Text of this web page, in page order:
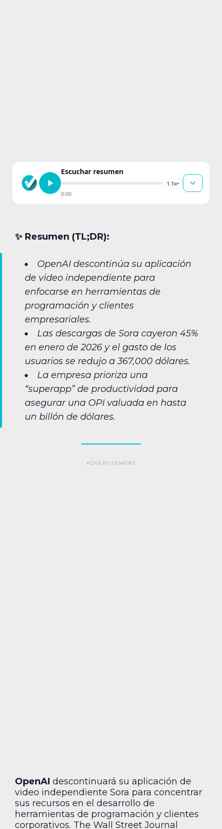
Escuchar resumen
1.1x▾
0:00
✨︎ Resumen (TL;DR):
OpenAI descontinúa su aplicación
de video independiente para
enfocarse en herramientas de
programación y clientes
empresariales.
Las descargas de Sora cayeron 45%
en enero de 2026 y el gasto de los
usuarios se redujo a 367,000 dólares.
La empresa prioriza una
“superapp” de productividad para
asegurar una OPI valuada en hasta
un billón de dólares.
OpenAI descontinuará su aplicación de
video independiente Sora para concentrar
sus recursos en el desarrollo de
herramientas de programación y clientes
corporativos. The Wall Street Journal